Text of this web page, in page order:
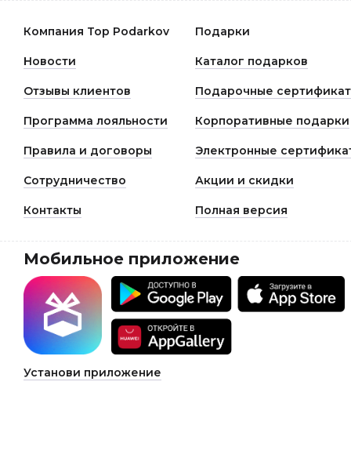
Компания Top Podarkov Подарки
Новости Каталог подарков
Отзывы клиентов Подарочные
Программа лояльности Корпоративные подарки
Правила и договоры Электронные
Сотрудничество Акции и скидки
Контакты Полная версия
Мобильное приложение
Установи приложение